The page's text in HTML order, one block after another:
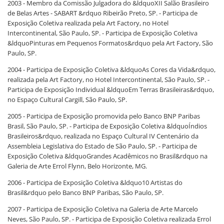
2003 - Membro da Comissão Julgadora do &ldquoXII Salão Brasileiro
de Belas Artes - SABART &rdquo Ribeirão Preto, SP. - Participa de
Exposição Coletiva realizada pela Art Factory, no Hotel
Intercontinental, São Paulo, SP. - Participa de Exposição Coletiva
&ldquoPinturas em Pequenos Formatos&rdquo pela Art Factory, São
Paulo, SP.
2004 - Participa de Exposição Coletiva &ldquoAs Cores da Vida&rdquo,
realizada pela Art Factory, no Hotel Intercontinental, São Paulo, SP. -
Participa de Exposição Individual &ldquoEm Terras Brasileiras&rdquo,
no Espaço Cultural Cargill, São Paulo, SP.
2005 - Participa de Exposição promovida pelo Banco BNP Paribas
Brasil, São Paulo, SP. - Participa de Exposição Coletiva &ldquoÍndios
Brasileiros&rdquo, realizada no Espaço Cultural IV Centenário da
Assembleia Legislativa do Estado de São Paulo, SP. - Participa de
Exposição Coletiva &ldquoGrandes Acadêmicos no Brasil&rdquo na
Galeria de Arte Errol Flynn, Belo Horizonte, MG.
2006 - Participa de Exposição Coletiva &ldquo10 Artistas do
Brasil&rdquo pelo Banco BNP Paribas, São Paulo, SP.
2007 - Participa de Exposição Coletiva na Galeria de Arte Marcelo
Neves, São Paulo, SP. - Participa de Exposição Coletiva realizada Errol